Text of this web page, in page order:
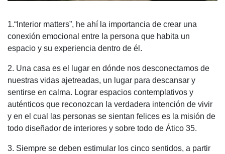
1.“Interior matters”, he ahí la importancia de crear una
conexión emocional entre la persona que habita un
espacio y su experiencia dentro de él.
2. Una casa es el lugar en dónde nos desconectamos de
nuestras vidas ajetreadas, un lugar para descansar y
sentirse en calma. Lograr espacios contemplativos y
auténticos que reconozcan la verdadera intención de vivir
y en el cual las personas se sientan felices es la misión de
todo diseñador de interiores y sobre todo de Ático 35.
3. Siempre se deben estimular los cinco sentidos, a partir